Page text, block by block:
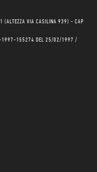
(ALTEZZA VIA CASILINA 939) - CAP
1997-155274 DEL 25/02/1997 /